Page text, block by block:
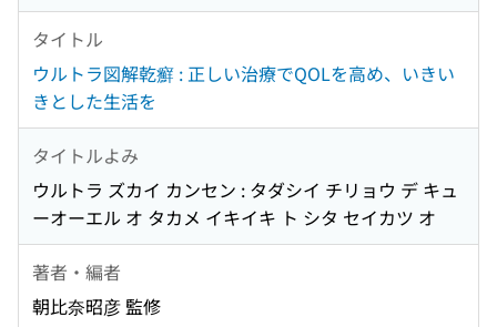
タイトル
ウルトラ図解乾癬 : 正しい治療でQOLを高め、いきい
きとした生活を
タイトルよみ
ウルトラ ズカイ カンセン : タダシイ チリョウ デ キュ
ーオーエル オ タカメ イキイキ ト シタ セイカツ オ
著者・編者
朝比奈昭彦 監修